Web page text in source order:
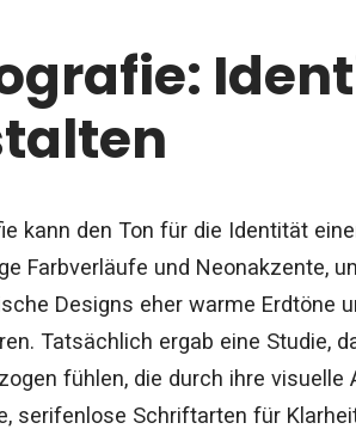
kann den Ton für die Identität
Farbverläufe und Neonakzente,
Designs eher warme Erdtöne
Tatsächlich ergab eine Studie,
fühlen, die durch ihre
serifenlose Schriftarten für